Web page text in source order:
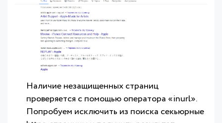
Наличие незащищенных страниц
проверяется с помощью оператора «inurl».
Попробуем исключить из поиска секьюрные